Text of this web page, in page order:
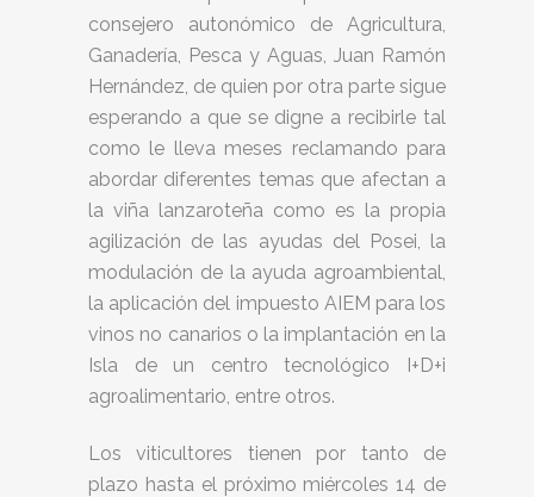
consejero autonómico de Agricultura,
Ganadería, Pesca y Aguas, Juan Ramón
Hernández, de quien por otra parte sigue
esperando a que se digne a recibirle tal
como le lleva meses reclamando para
abordar diferentes temas que afectan a
la viña lanzaroteña como es la propia
agilización de las ayudas del Posei, la
modulación de la ayuda agroambiental,
la aplicación del impuesto AIEM para los
vinos no canarios o la implantación en la
Isla de un centro tecnológico I+D+i
agroalimentario, entre otros.
Los viticultores tienen por tanto de
plazo hasta el próximo miércoles 14 de